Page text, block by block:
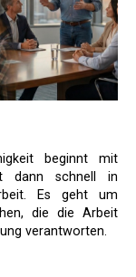
dann schnell in
Es geht um
die die Arbeit
verantworten.